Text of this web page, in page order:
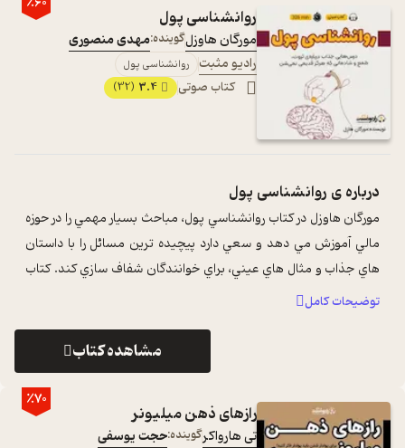
روانشناسی پول
مورگان ‏هاوزلگوینده:مهدی منصوری
رادیو مثبت
روانشناسی پول
کتاب صوتی 3.4
(32)
درباره ی روانشناسی پول
مورگان هاوزل در کتاب روانشناسي پول، مباحث بسيار مهمي را در حوزه
مالي آموزش مي دهد و سعي دارد پيچيده ترين مسائل را با داستان
هاي جذاب و مثال هاي عيني، براي خوانندگان شفاف سازي کند. کتاب
روانشناسي پول ...
توضیحات کامل
مشاهده کتاب
٪70
رازهای ذهن میلیونر
تی هارواکرگوینده:حجت یوسفی